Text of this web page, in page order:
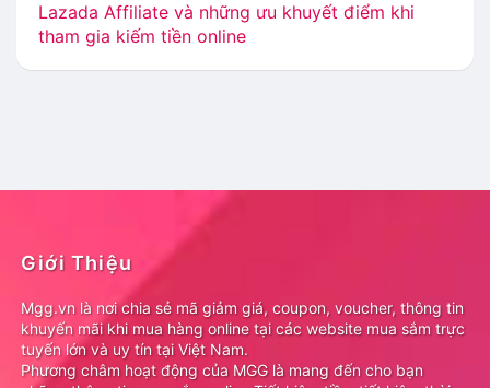
Lazada Affiliate và những ưu khuyết điểm khi
tham gia kiếm tiền online
Giới Thiệu
Mgg.vn là nơi chia sẻ mã giảm giá, coupon, voucher, thông tin
khuyến mãi khi mua hàng online tại các website mua sắm trực
tuyến lớn và uy tín tại Việt Nam.
Phương châm hoạt động của MGG là mang đến cho bạn